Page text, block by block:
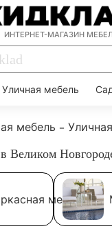
ИНТЕРНЕТ-МАГАЗИН
Уличная мебель
мебель
Великом
мебель